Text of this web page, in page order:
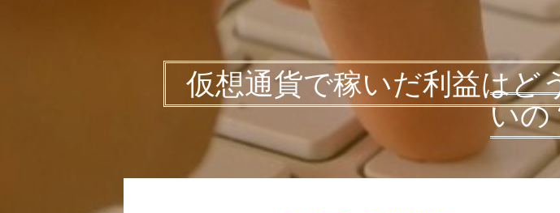
仮想通貨で稼いだ利益はど
いの